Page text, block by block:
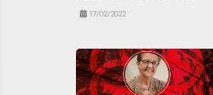
17/02/2022